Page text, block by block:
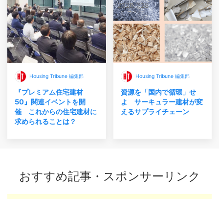
Housing Tribune 編集部
『プレミアム住宅建材
50』関連イベントを開
催 これからの住宅建材に
求められることは？
2026.7.28
Housing Tribune 編集部
資源を「国内で循環」せ
よ サーキュラー建材が変
えるサプライチェーン
おすすめ記事・スポンサーリンク